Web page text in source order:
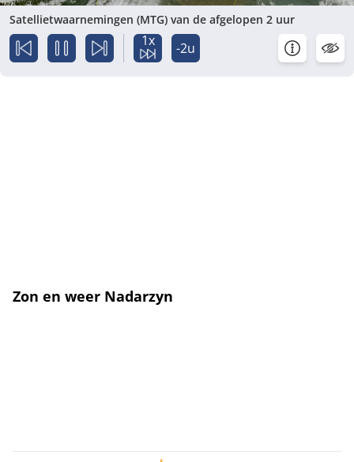
Satellietwaarnemingen (MTG) van de afgelopen 2 uur
1x -2u
Zon en weer Nadarzyn